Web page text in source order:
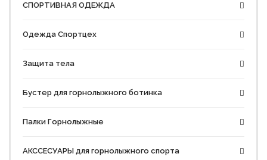
СПОРТИВНАЯ ОДЕЖДА
Одежда Спортцех
Защита тела
Бустер для горнолыжного ботинка
Палки Горнолыжные
АКССЕСУАРЫ для горнолыжного спорта